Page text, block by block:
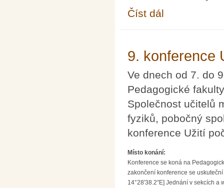
Číst dál
9. konference
Ve dnech od 7. do
Pedagogické
Společnost učitelů
fyziků, pobočný
konference Užití
Místo konání:
Konference se koná na
zakončení konference se
14°28'38.2"E] Jednání v sekcích a